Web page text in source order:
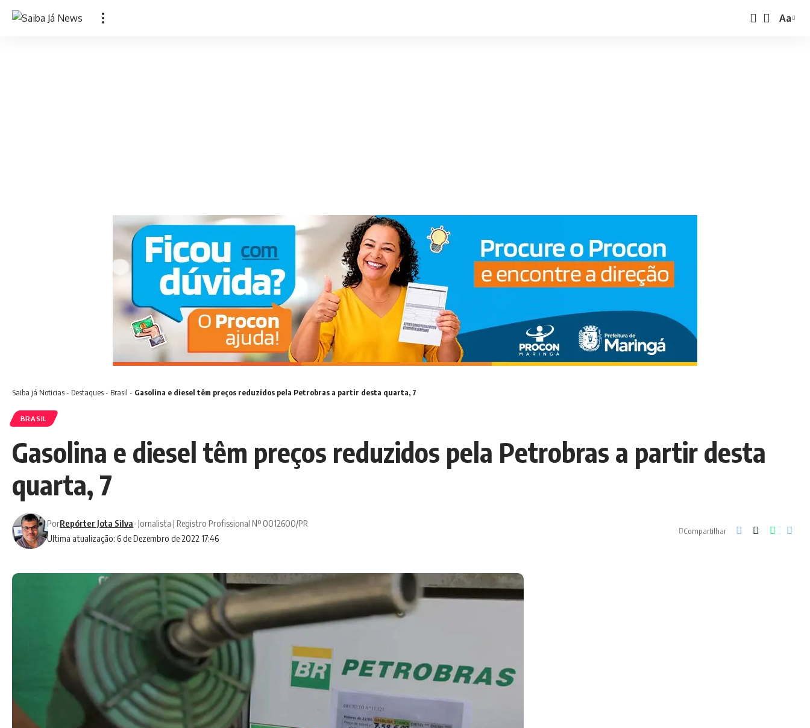
Font
Aa
Saiba já Noticias- Destaques- Brasil - Gasolina e diesel têm preços reduzidos pela Petrobras a partir desta quarta, 7
BRASIL
Gasolina e diesel têm preços reduzidos pela Petrobras a partir desta
quarta, 7
Ultima atualização: 6 de Dezembro de 2022 17:46
PorRepórter Jota Silva- Jornalista | Registro Profissional Nº 0012600/PR
Compartilhar